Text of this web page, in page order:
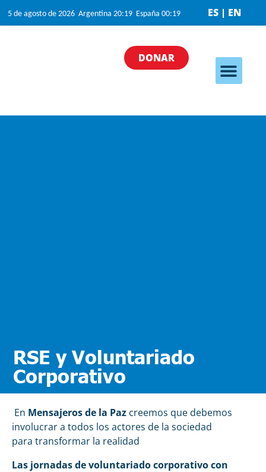
5 de agosto de 2026 Argentina 20:19 España 00:19 ES | EN
DONAR
RSE y Voluntariado
Corporativo
En Mensajeros de la Paz creemos que debemos
involucrar a todos los actores de la sociedad
para transformar la realidad
Las jornadas de voluntariado corporativo con